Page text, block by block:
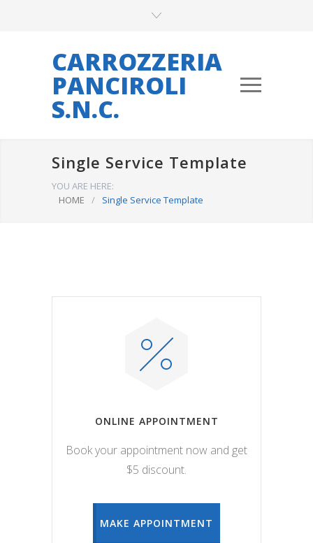
CARROZZERIA
PANCIROLI
S.N.C.
Single Service Template
YOU ARE HERE:
HOME
/ Single Service Template
ONLINE APPOINTMENT
Book your appointment now and get
$5 discount.
MAKE APPOINTMENT